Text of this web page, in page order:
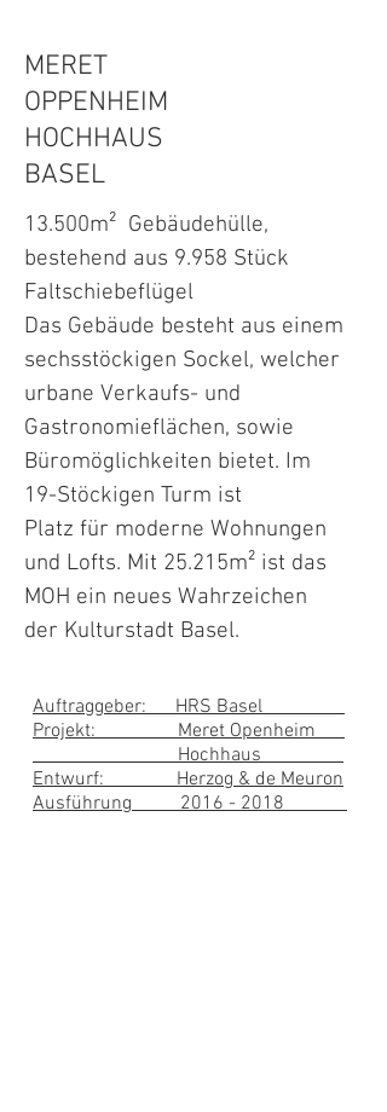
MERET
OPPENHEIM
HOCHHAUS
BASEL
13.500m² Gebäudehülle,
bestehend aus 9.958 Stück
Faltschiebeflügel
Das Gebäude besteht aus einem
sechsstöckigen Sockel, welcher
urbane Verkaufs- und
Gastronomieflächen, sowie
Büromöglichkeiten bietet. Im
19-Stöckigen Turm ist
Platz für moderne Wohnungen
und Lofts. Mit 25.215m² ist das
MOH ein neues Wahrzeichen
der Kulturstadt Basel.
Auftraggeber: HRS Basel
Projekt: Meret Openheim
Hochhaus
Entwurf: Herzog &de Meuron
Ausführung2016 - 2018